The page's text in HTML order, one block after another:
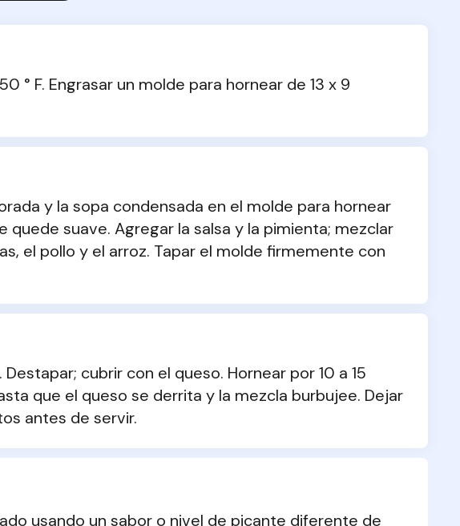
° F. Engrasar un molde para hornear de 13 x 9
y la sopa condensada en el molde para hornear
quede suave. Agregar la salsa y la pimienta; mezclar
el pollo y el arroz. Tapar el molde firmemente con
cubrir con el queso. Hornear por 10 a 15
que el queso se derrita y la mezcla burbujee. Dejar
antes de servir.
usando un sabor o nivel de picante diferente de